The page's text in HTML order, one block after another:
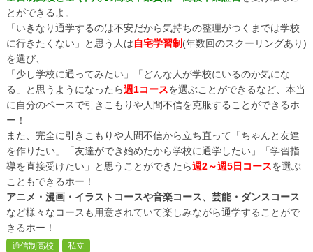
とができるよ。
「いきなり通学するのは不安だから気持ちの整理がつくまでは学校
に行きたくない」と思う人は自宅学習制 (年数回のスクーリングあり)
を選び、
「少し学校に通ってみたい」「どんな人が学校にいるのか気にな
る」と思うようになったら週1コースを選ぶことができるなど、本当
に自分のペースで引きこもりや人間不信を克服することができるホ
ー！
また、完全に引きこもりや人間不信から立ち直って「ちゃんと友達
を作りたい」「友達ができ始めたから学校に通学したい」「学習指
導を直接受けたい」と思うことができたら週2～週5日コースを選ぶ
こともできるホー！
アニメ・漫画・イラストコースや音楽コース、芸能・ダンスコース
など様々なコースも用意されていて楽しみながら通学することがで
きるホー！
通信制高校 私立